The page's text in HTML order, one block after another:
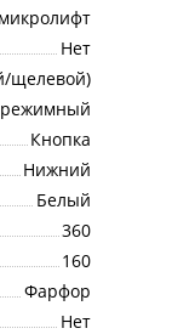
Нет
щелевой)
Кнопка
Нижний
Белый
360
160
Фарфор
Нет